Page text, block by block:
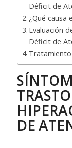
Déficit de
¿Qué causa
Evaluación
Déficit de
DE